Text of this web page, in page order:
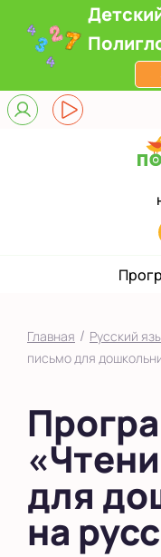
на
в
в
Главная / Русский
письмо для
для
на